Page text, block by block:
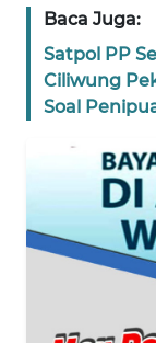
Baca Juga:
Satpol PP
Ciliwung
Soal
WN
NTT
KEPRI
PAPUA
BARAT